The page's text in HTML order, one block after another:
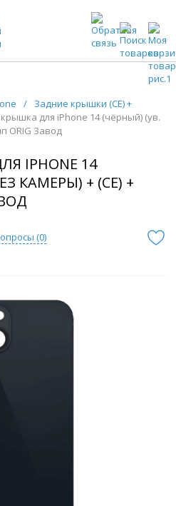
ТЕЛЕФОНОВ ОПТОМ
/
Задние крышки (CE) +
для iPhone 14 (чёрный) (ув.
ORIG Завод
IPHONE 14
КАМЕРЫ) + (СЕ) +
(0)